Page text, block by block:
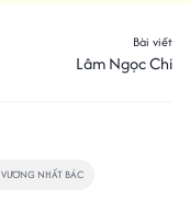
Bài viết
Lâm Ngọc Chi
VƯƠNG NHẤT BÁC